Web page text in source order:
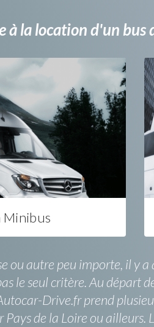
à la location d'un bus
Minibus
autre peu importe, il y
le seul critère. Au départ
Drive.fr prend
de la Loire ou ailleurs.